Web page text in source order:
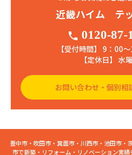
近畿ハイム テ
phone 0120-87-
【受付時間】 9：00
【定休日】 水
お問い合わせ・個別相
豊中市・吹田市・箕面市・川西市・池田市・
市で新築・リフォーム・リノベーション実